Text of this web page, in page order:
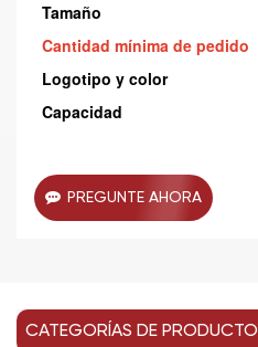
Tamaño
Cantidad mínima de pedido
Logotipo y color
Capacidad
PREGUNTE AHORA
CATEGORÍAS DE PRODUCTO